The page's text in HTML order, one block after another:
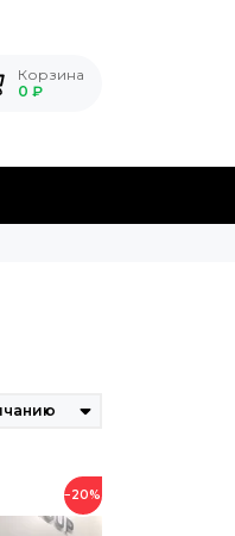
Корзина
0 ₽
−20%